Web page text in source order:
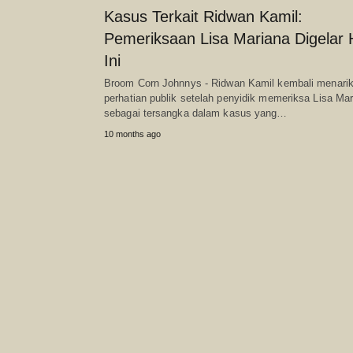
Kasus Terkait Ridwan Kamil:
Pemeriksaan Lisa Mariana Digelar
Ini
Broom Corn Johnnys - Ridwan Kamil kembali menarik
perhatian publik setelah penyidik memeriksa Lisa
sebagai tersangka dalam kasus yang…
10 months ago